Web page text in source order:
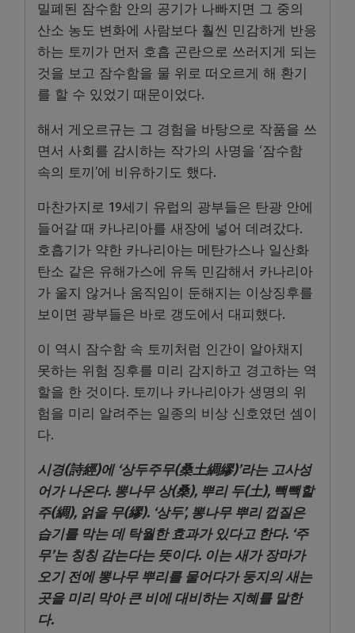
밀폐된 잠수함 안의 공기가 나빠지면 그 중의
산소 농도 변화에 사람보다 훨씬 민감하게 반응
하는 토끼가 먼저 호흡 곤란으로 쓰러지게 되는
것을 보고 잠수함을 물 위로 떠오르게 해 환기
를 할 수 있었기 때문이었다.
해서 게오르규는 그 경험을 바탕으로 작품을 쓰
면서 사회를 감시하는 작가의 사명을 ‘잠수함
속의 토끼’에 비유하기도 했다.
마찬가지로 19세기 유럽의 광부들은 탄광 안에
들어갈 때 카나리아를 새장에 넣어 데려갔다.
호흡기가 약한 카나리아는 메탄가스나 일산화
탄소 같은 유해가스에 유독 민감해서 카나리아
가 울지 않거나 움직임이 둔해지는 이상징후를
보이면 광부들은 바로 갱도에서 대피했다.
이 역시 잠수함 속 토끼처럼 인간이 알아채지
못하는 위험 징후를 미리 감지하고 경고하는 역
할을 한 것이다. 토끼나 카나리아가 생명의 위
험을 미리 알려주는 일종의 비상 신호였던 셈이
다.
시경(詩經)에 ‘상두주무(桑土綢繆)’라는 고사성
어가 나온다. 뽕나무 상(桑), 뿌리 두(土), 빽빽할
주(綢), 얽을 무(繆). ‘상두’, 뽕나무 뿌리 껍질은
습기를 막는 데 탁월한 효과가 있다고 한다. ‘주
무’는 칭칭 감는다는 뜻이다. 이는 새가 장마가
오기 전에 뽕나무 뿌리를 물어다가 둥지의 새는
곳을 미리 막아 큰 비에 대비하는 지혜를 말한
다.